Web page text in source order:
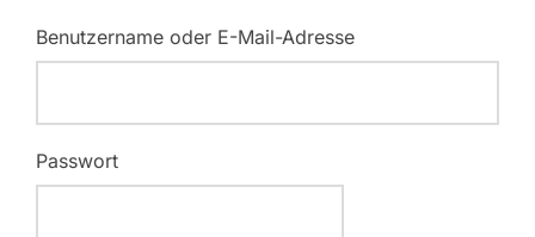
Benutzername oder E-Mail-Adresse
Passwort